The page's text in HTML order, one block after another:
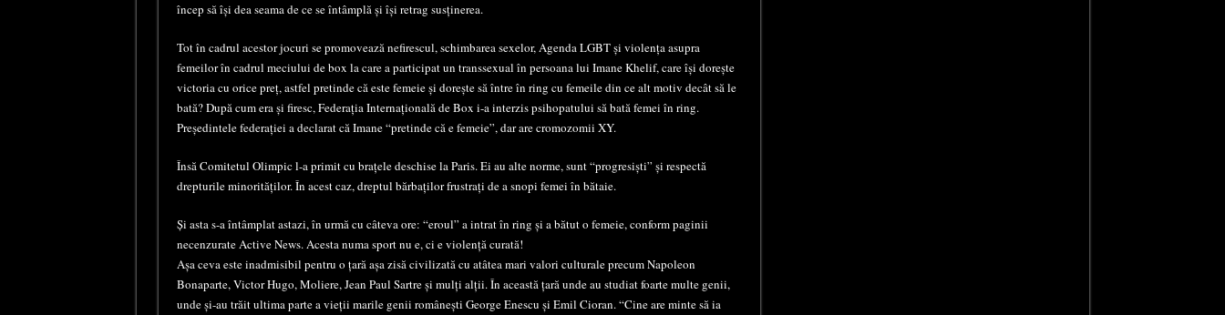
încep să își dea seama de ce se întâmplă și își retrag susținerea.
Tot în cadrul acestor jocuri se promovează nefirescul, schimbarea sexelor, Agenda LGBT și violența asupra
femeilor în cadrul meciului de box la care a participat un transsexual în persoana lui Imane Khelif, care își dorește
victoria cu orice preț, astfel pretinde că este femeie și dorește să între în ring cu femeile din ce alt motiv decât să le
bată? După cum era și firesc, Federația Internațională de Box i-a interzis psihopatului să bată femei în ring.
Președintele federației a declarat că Imane “pretinde că e femeie”, dar are cromozomii XY.
Însă Comitetul Olimpic l-a primit cu brațele deschise la Paris. Ei au alte norme, sunt “progresiști” și respectă
drepturile minorităților. În acest caz, dreptul bărbaților frustrați de a snopi femei în bătaie.
Și asta s-a întâmplat astazi, în urmă cu câteva ore: “eroul” a intrat în ring și a bătut o femeie, conform paginii
necenzurate Active News. Acesta numa sport nu e, ci e violență curată!
Așa ceva este inadmisibil pentru o țară așa zisă civilizată cu atâtea mari valori culturale precum Napoleon
Bonaparte, Victor Hugo, Moliere, Jean Paul Sartre și mulți alții. În această țară unde au studiat foarte multe genii,
unde și-au trăit ultima parte a vieții marile genii românești George Enescu și Emil Cioran. “Cine are minte să ia